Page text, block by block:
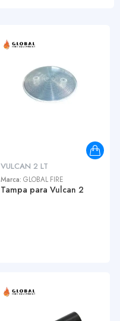
VULCAN 2 LT
Marca: GLOBAL FIRE
Tampa para Vulcan 2